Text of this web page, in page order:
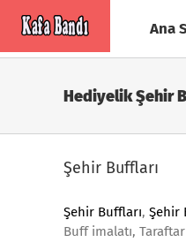
Ana
Hediyelik Şehir
Şehir Buffları
Şehir Buffları, Şehir
Buff imalatı,